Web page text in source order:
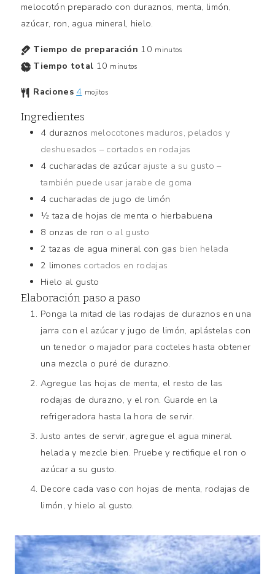
melocotón preparado con duraznos, menta, limón,
azúcar, ron, agua mineral, hielo.
Tiempo de preparación 10 minutos
Tiempo total 10 minutos
Raciones 4 mojitos
Ingredientes
4 duraznos melocotones maduros, pelados y
deshuesados – cortados en rodajas
4 cucharadas de azúcar ajuste a su gusto –
también puede usar jarabe de goma
4 cucharadas de jugo de limón
½ taza de hojas de menta o hierbabuena
8 onzas de ron o al gusto
2 tazas de agua mineral con gas bien helada
2 limones cortados en rodajas
Hielo al gusto
Elaboración paso a paso
Ponga la mitad de las rodajas de duraznos en una
jarra con el azúcar y jugo de limón, aplástelas con
un tenedor o majador para cocteles hasta obtener
una mezcla o puré de durazno.
Agregue las hojas de menta, el resto de las
rodajas de durazno, y el ron. Guarde en la
refrigeradora hasta la hora de servir.
Justo antes de servir, agregue el agua mineral
helada y mezcle bien. Pruebe y rectifique el ron o
azúcar a su gusto.
Decore cada vaso con hojas de menta, rodajas de
limón, y hielo al gusto.